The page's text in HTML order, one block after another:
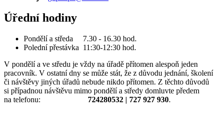
Úřední hodiny
Pondělí a středa 7.30 - 16.30 hod.
Polední přestávka 11:30-12:30 hod.
V pondělí a ve středu je vždy na úřadě přítomen alespoň jeden
pracovník. V ostatní dny se může stát, že z důvodu jednání, školení
či návštěvy jiných úřadů nebude nikdo přítomen. Z těchto důvodů
si případnou návštěvu mimo pondělí a středy domluvte předem
na telefonu: 724280532 | 727 927 930.